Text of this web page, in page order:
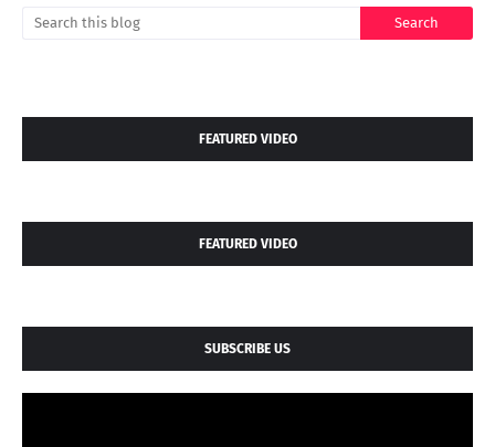
FEATURED VIDEO
FEATURED VIDEO
SUBSCRIBE US